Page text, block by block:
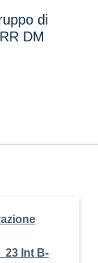
di
DM
Int B-